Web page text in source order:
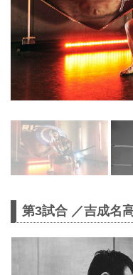
第3試合 ／吉成名